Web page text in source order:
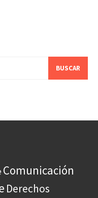
Comunicación
Derechos